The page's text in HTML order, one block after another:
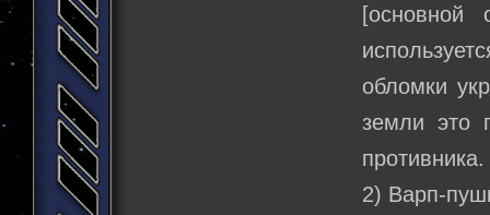
обломки
земли это
2) Варп-